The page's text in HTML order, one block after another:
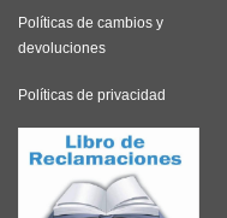
Políticas de cambios y
devoluciones
Políticas de privacidad